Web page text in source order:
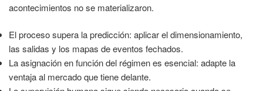
acontecimientos no se materializaron.
El proceso supera la predicción: aplicar el dimensionamiento,
las salidas y los mapas de eventos fechados.
La asignación en función del régimen es esencial: adapte la
ventaja al mercado que tiene delante.